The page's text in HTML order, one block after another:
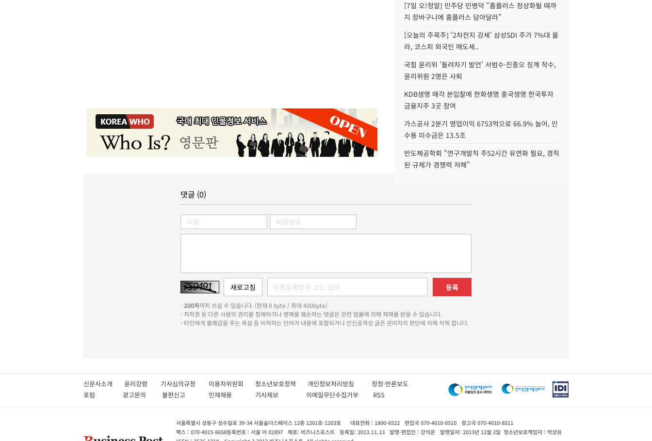
[7일 오!정말] 민주당 민병덕 "홈플러스 정상화될 때까
지 장바구니에 홈플러스 담아달라"
[오늘의 주목주] '2차전지 강세' 삼성SDI 주가 7%대 올
라, 코스피 외국인 매도세..
국힘 윤리위 '돌려차기 발언' 서범수·진종오 징계 착수,
윤리위원 2명은 사퇴
KDB생명 매각 본입찰에 한화생명 흥국생명 한국투자
금융지주 3곳 참여
가스공사 2분기 영업이익 6753억으로 66.9% 늘어, 민
수용 미수금은 13.5조
반도체공학회 "연구개발직 주52시간 유연화 필요, 경직
된 규제가 경쟁력 저해"
댓글 (0)
등록
-200자까지 쓰실 수 있습니다. (현재 0 byte / 최대 400byte)
- 저작권 등 다른 사람의 권리를 침해하거나 명예를 훼손하는 댓글은 관련 법률에 의해 제재를 받을 수 있습니다.
- 타인에게 불쾌감을 주는 욕설 등 비하하는 단어가 내용에 포함되거나 인신공격성 글은 관리자의 판단에 의해 삭제 합니다.
신문사소개 윤리강령 기사심의규정 이용자위원회 청소년보호정책 개인정보처리방침 정정·반론보도
포럼
광고문의 불편신고 인재채용 기사제보 이메일무단수집거부 RSS
서울특별시 성동구 성수일로 39-34 서울숲더스페이스 12층 1201호-1203호 대표전화 : 1800-6522 편집국 070-4010-8510
광고국 070-4010-8511
팩스 : 070-4015-8658등록번호 : 서울 아 02897 제호: 비즈니스포스트 등록일: 2013.11.13 발행·편집인 : 강석운 발행일자: 2013년 12월 2일 청소년보호책임자 : 박상유